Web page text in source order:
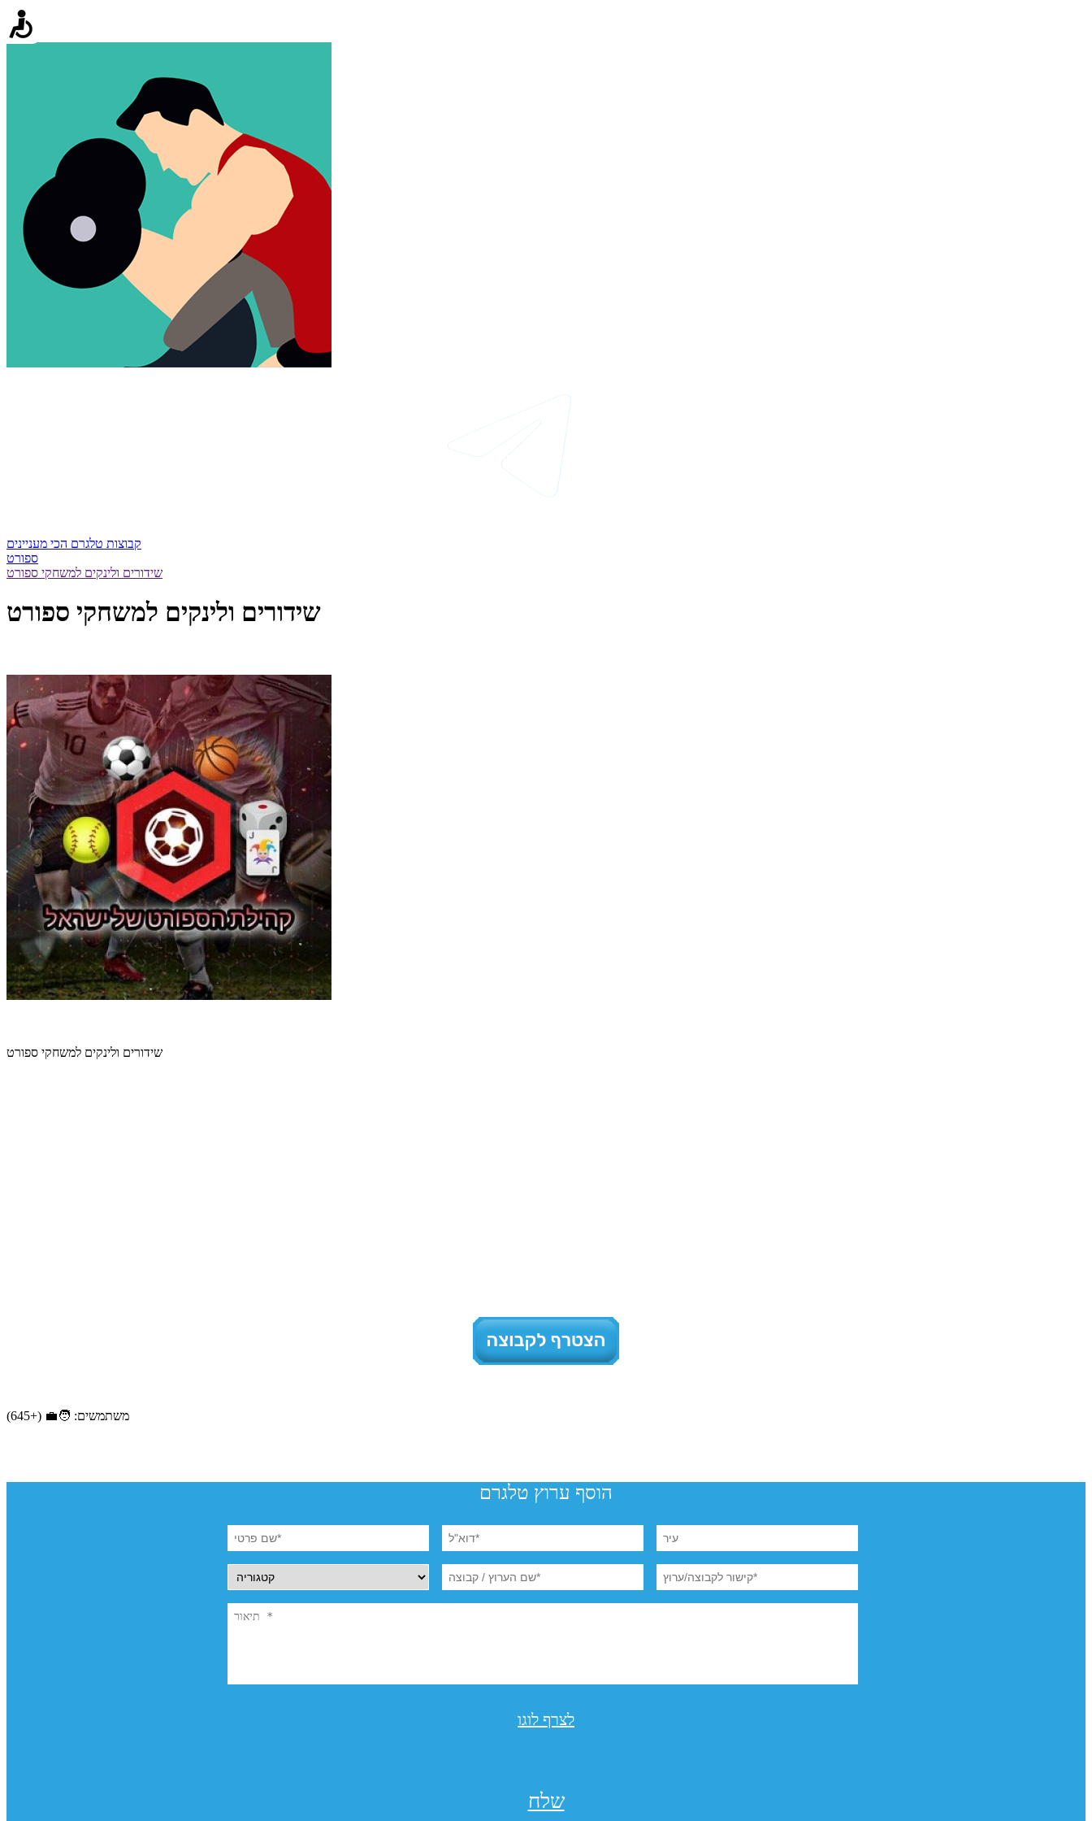
קבוצות טלגרם הכי מעניינים
ספורט
שידורים ולינקים למשחקי ספורט
שידורים ולינקים למשחקי ספורט
שידורים ולינקים למשחקי ספורט
משתמשים: 🧑‍💼 (+645)
הוסף ערוץ טלגרם
לצרף לוגו
שלח